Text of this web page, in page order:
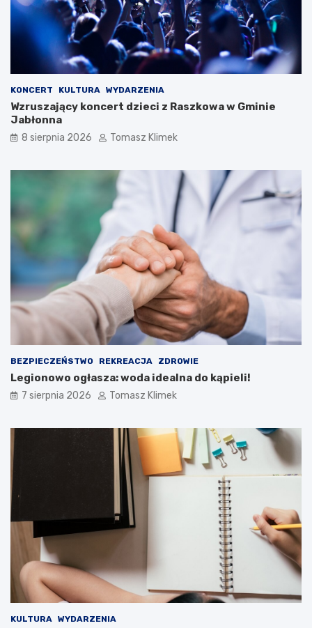
KONCERT KULTURA WYDARZENIA
Wzruszający koncert dzieci z Raszkowa w Gminie
Jabłonna
8 sierpnia 2026 Tomasz Klimek
BEZPIECZEŃSTWO REKREACJA ZDROWIE
Legionowo ogłasza: woda idealna do kąpieli!
7 sierpnia 2026 Tomasz Klimek
KULTURA WYDARZENIA